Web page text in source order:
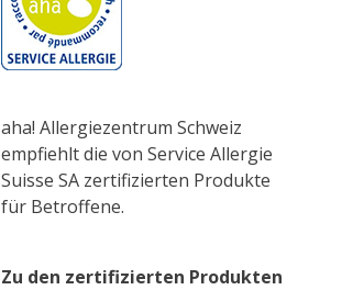
aha! Allergiezentrum Schweiz
empfiehlt die von Service Allergie
Suisse SA zertifizierten Produkte
für Betroffene.
Zu den zertifizierten Produkten